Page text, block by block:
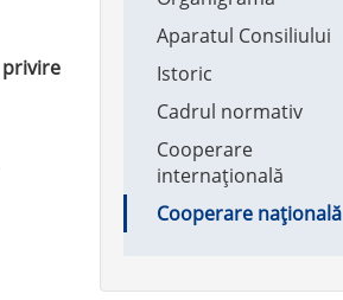
Aparatul Consiliului
Istoric
Cadrul normativ
Cooperare
internațională
Cooperare națională